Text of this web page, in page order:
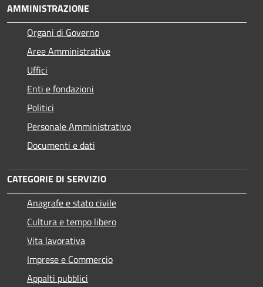
AMMINISTRAZIONE
Organi di Governo
Aree Amministrative
Uffici
Enti e fondazioni
Politici
Personale Amministrativo
Documenti e dati
CATEGORIE DI SERVIZIO
Anagrafe e stato civile
Cultura e tempo libero
Vita lavorativa
Imprese e Commercio
Appalti pubblici